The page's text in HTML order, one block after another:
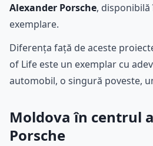
Alexander Porsche,
exemplare.
Diferența față de aceste
of Life este un exemplar cu
automobil, o singură poveste,
Moldova în centrul
Porsche